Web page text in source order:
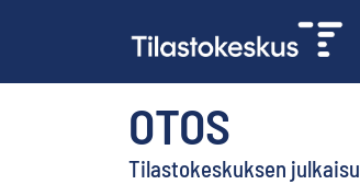
OTOS
Tilastokeskuksen